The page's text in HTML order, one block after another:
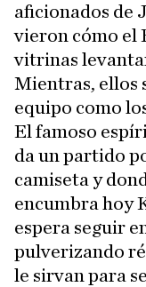
aficionados de
vieron cómo el
vitrinas
Mientras, ellos
equipo como
El famoso
da un partido
camiseta y
encumbra hoy
espera seguir
pulverizando
le sirvan para